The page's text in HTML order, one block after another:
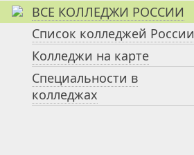
ВСЕ КОЛЛЕДЖИ РОССИИ
Список колледжей России
Колледжи на карте
Специальности в
колледжах